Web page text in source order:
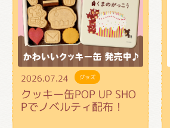
2026.07.24 グッズ
クッキー缶POP UP SHO
Pでノベルティ配布！